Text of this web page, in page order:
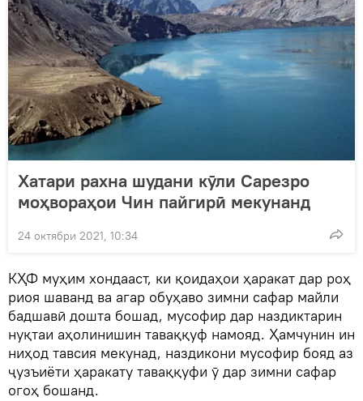
Хатари рахна шудани кӯли Сарезро
моҳвораҳои Чин пайгирӣ мекунанд
24 октябри 2021, 10:34
КҲФ муҳим хондааст, ки қоидаҳои ҳаракат дар роҳ
риоя шаванд ва агар обуҳаво зимни сафар майли
бадшавӣ дошта бошад, мусофир дар наздиктарин
нуқтаи аҳолинишин таваққуф намояд. Ҳамчунин ин
ниҳод тавсия мекунад, наздикони мусофир бояд аз
ҷузъиёти ҳаракату таваққуфи ӯ дар зимни сафар
огоҳ бошанд.